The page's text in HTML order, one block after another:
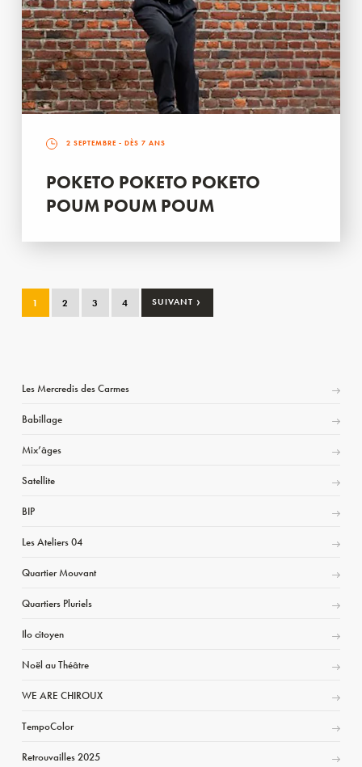
2 SEPTEMBRE - DÈS 7 ANS
POKETO POKETO POKETO
POUM POUM POUM
1 2 3 4 SUIVANT ›
Les Mercredis des Carmes
Babillage
Mix’âges
Satellite
BIP
Les Ateliers 04
Quartier Mouvant
Quartiers Pluriels
Ilo citoyen
Noël au Théâtre
WE ARE CHIROUX
TempoColor
Retrouvailles 2025